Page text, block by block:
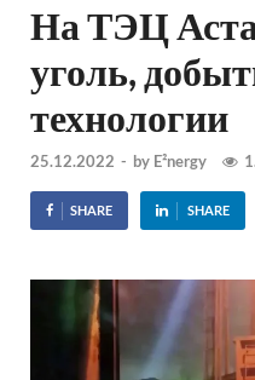
На ТЭЦ
уголь,
технологии
25.12.2022 - by E²nergy
SHARE SHARE